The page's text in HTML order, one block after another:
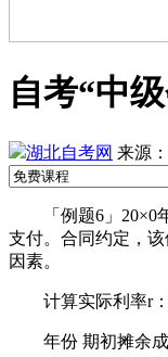
自考“中
湖北自考网 来源：
「例题6」20×0年
支付。合同约定，
因素。
计算实际利率r：
年份 期初摊余成